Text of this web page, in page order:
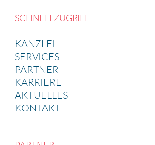
SCHNELL­ZU­GRIFF
KANZLEI
SERVICES
PARTNER
KARRIERE
AKTUELLES
KONTAKT